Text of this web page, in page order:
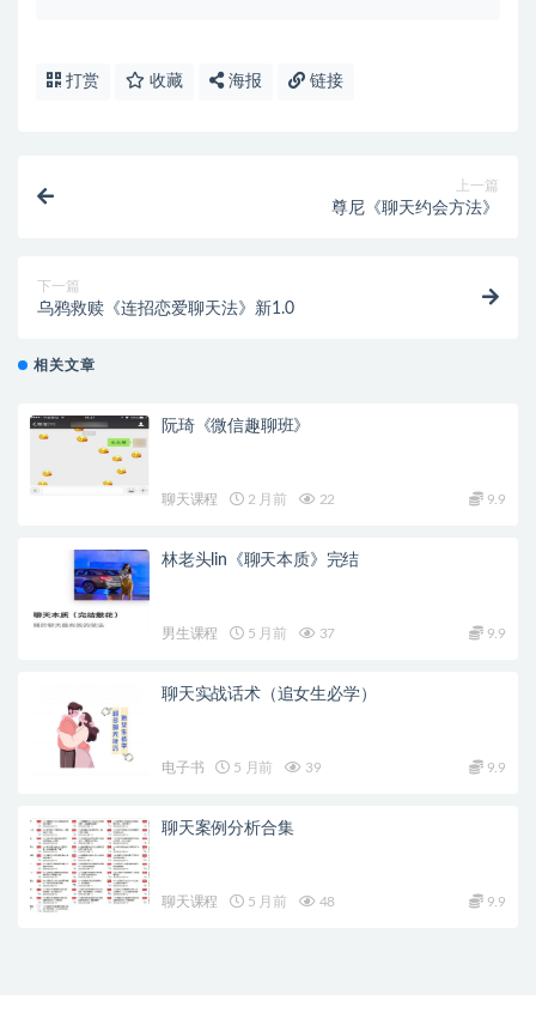
打赏 收藏 海报 链接
上一篇
尊尼《聊天约会方法》
下一篇
乌鸦救赎《连招恋爱聊天法》新1.0
相关文章
阮琦《微信趣聊班》
聊天课程 2 月前 22 9.9
林老头lin《聊天本质》完结
男生课程 5 月前 37 9.9
聊天实战话术（追女生必学）
电子书 5 月前 39 9.9
聊天案例分析合集
聊天课程 5 月前 48 9.9